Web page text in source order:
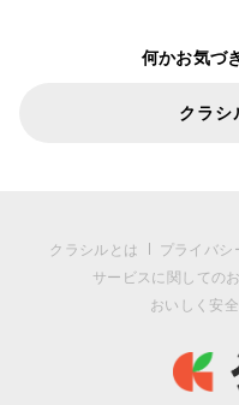
何かお気づ
クラシ
クラシルとは プライバシ
サービスに関しての
おいしく安